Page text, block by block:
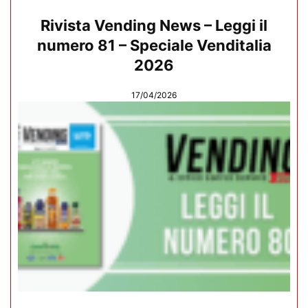
Rivista Vending News – Leggi il
numero 81 – Speciale Venditalia
2026
17/04/2026